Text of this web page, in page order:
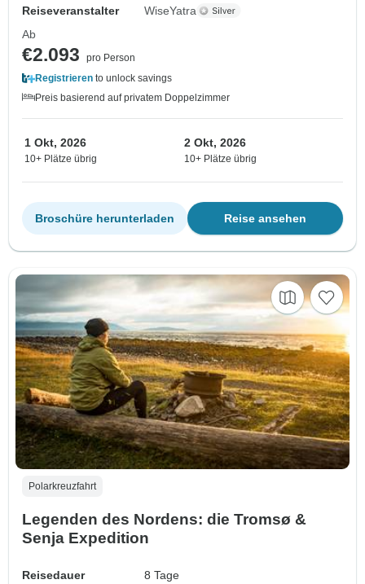
Reiseveranstalter
WiseYatra
Ab
€2.093
pro Person
Registrieren to unlock savings
Preis basierend auf privatem Doppelzimmer
1 Okt, 2026
10+ Plätze übrig
2 Okt, 2026
10+ Plätze übrig
Reise ansehen
Broschüre herunterladen
Polarkreuzfahrt
Legenden des Nordens: die Tromsø &
Senja Expedition
Reisedauer
8 Tage